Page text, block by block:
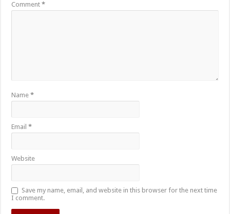
Comment*
Name*
Email*
Website
Save my name, email, and website in this browser for the next time
I comment.